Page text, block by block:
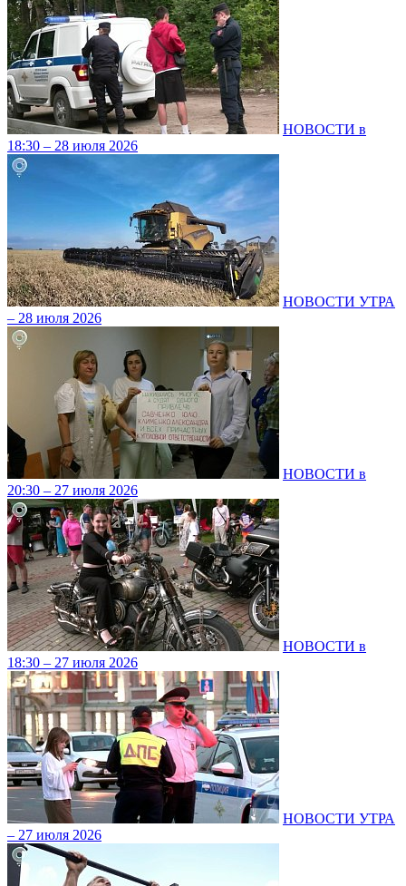
НОВОСТИ в
18:30 – 28 июля 2026
НОВОСТИ УТРА
– 28 июля 2026
НОВОСТИ в
20:30 – 27 июля 2026
НОВОСТИ в
18:30 – 27 июля 2026
НОВОСТИ УТРА
– 27 июля 2026